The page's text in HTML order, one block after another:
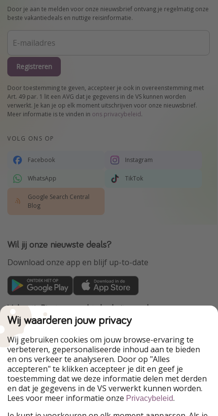
Door je aan te melden voor onze nieuwsbrief ontvang je regelmatig onze
beste vakantiedeals en nuttige reisinformatie.
Registreren
Door toestemming te geven, accepteer je ook in overeenstemming met
Art. 49 par. 1 lit een AVG dat je gegevens in de VS kunnen worden
verwerkt. Je kan je op elk moment uitschrijven voor onze nieuwsbrief.
Meer informatie is te vinden in ons privacybeleid.
VOLG ONS OP
Facebook Instagram
WhatsApp TikTok
Google Search Central
Blog
Wil jij onze nieuwste deals?
Download onze app en blijf up-to-date
VakantiePiraten maakt deel uit van de
HolidayPirates Group
Onze markten
PiratinViaggio
HolidayPirates
WakacyjniPiraci
VoyagesPirates
Ferienpiraten
Urlaubspiraten
Urlaubspiraten
ViajerosPiratas
TravelPirates
Wij waarderen jouw privacy
Wij gebruiken cookies om jouw browse-ervaring te
verbeteren, gepersonaliseerde inhoud aan te bieden
en ons verkeer te analyseren. Door op "Alles
accepteren" te klikken accepteer je dit en geef je
toestemming dat we deze informatie delen met derden
en dat je gegevens in de VS verwerkt kunnen worden.
Lees voor meer informatie onze Privacybeleid.